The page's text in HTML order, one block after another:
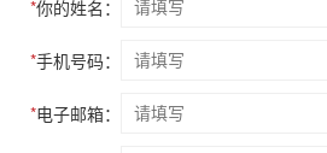
*你的姓名：
*手机号码：
*电子邮箱：